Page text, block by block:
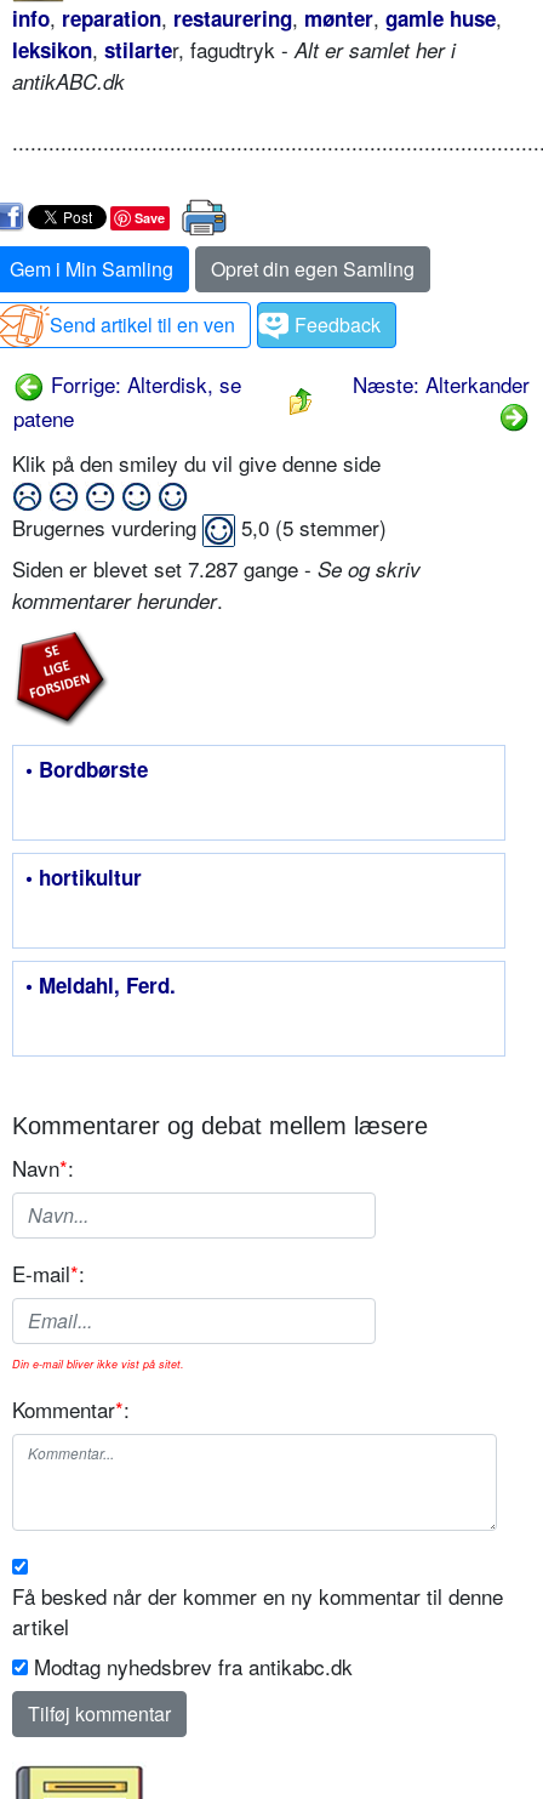
info, reparation, restaurering, mønter, gamle huse,
leksikon, stilarter, fagudtryk - Alt er samlet her i
antikABC.dk
Save
Gem i Min Samling
Opret din egen Samling
Send artikel til en ven
Feedback
Forrige: Alterdisk, se
patene
Næste: Alterkander
Klik på den smiley du vil give denne side
Brugernes vurdering 5,0 (5 stemmer)
Siden er blevet set 7.287 gange - Se og skriv
kommentarer herunder.
• Bordbørste
• hortikultur
• Meldahl, Ferd.
Kommentarer og debat mellem læsere
Navn*:
E-mail*:
Din e-mail bliver ikke vist på sitet.
Kommentar*:
Få besked når der kommer en ny kommentar til denne
artikel
Modtag nyhedsbrev fra antikabc.dk